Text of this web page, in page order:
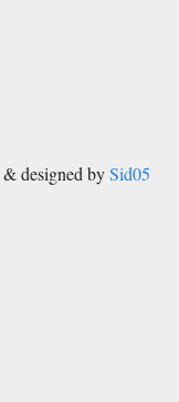
& designed bySid05